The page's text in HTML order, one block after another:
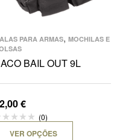
PARA ARMAS, MOCHILAS E
BAIL OUT 9L
€
(0)
VER OPÇÕES